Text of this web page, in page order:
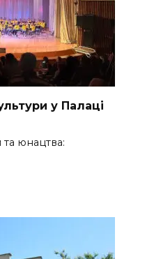
у Палаці
та юнацтва: